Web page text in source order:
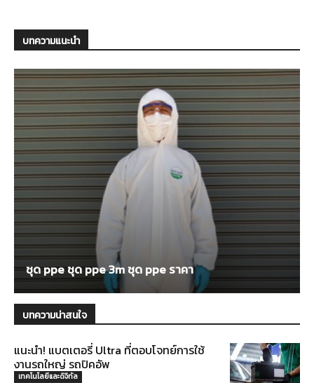
บทความแนะนำ
ชุด ppe ชุด ppe 3m ชุด ppe ราคา
บทความน่าสนใจ
แนะนำ! แบตเตอรี่ Ultra ที่ตอบโจทย์การใช้
งานรถใหญ่ รถปิคอัพ
เทคโนโลยีและดิจิทัล